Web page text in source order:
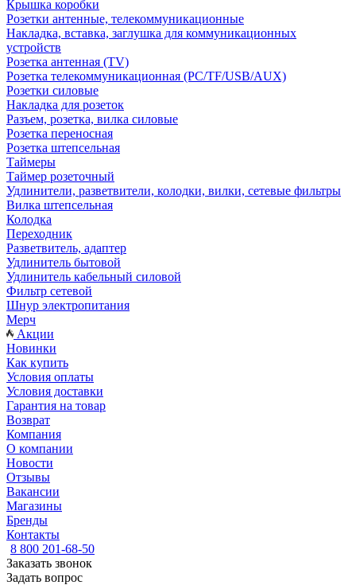
Крышка коробки
Розетки антенные, телекоммуникационные
Накладка, вставка, заглушка для коммуникационных
устройств
Розетка антенная (TV)
Розетка телекоммуникационная (PC/TF/USB/AUX)
Розетки силовые
Накладка для розеток
Разъем, розетка, вилка силовые
Розетка переносная
Розетка штепсельная
Таймеры
Таймер розеточный
Удлинители, разветвители, колодки, вилки, сетевые фильтры
Вилка штепсельная
Колодка
Переходник
Разветвитель, адаптер
Удлинитель бытовой
Удлинитель кабельный силовой
Фильтр сетевой
Шнур электропитания
Мерч
Акции
Новинки
Как купить
Условия оплаты
Условия доставки
Гарантия на товар
Возврат
Компания
О компании
Новости
Отзывы
Вакансии
Магазины
Бренды
Контакты
8 800 201-68-50
Заказать звонок
Задать вопрос